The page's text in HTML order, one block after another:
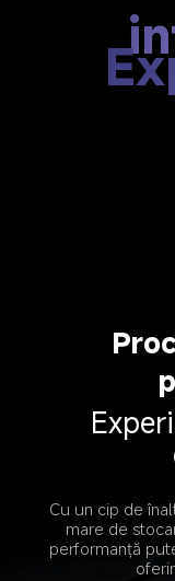
Cu un cip de
mare de
performanță